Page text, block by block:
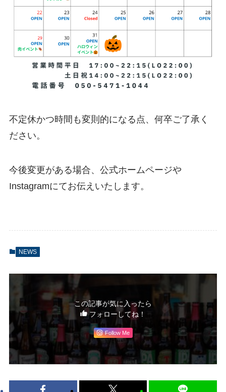
不定休かつ時間も変則的になる点、何卒ご了承く
ださい。
今後変更がある場合、公式ホームページや
Instagramにてお伝えいたします。
NEWS
この記事が気に入ったら
フォローしてね！
Follow Me